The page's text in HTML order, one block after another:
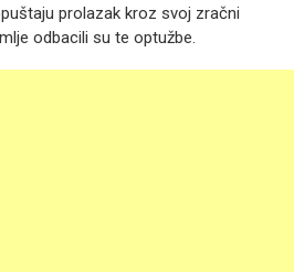
prolazak kroz svoj zračni
odbacili su te optužbe.